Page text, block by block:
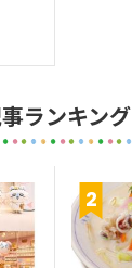
ランキング